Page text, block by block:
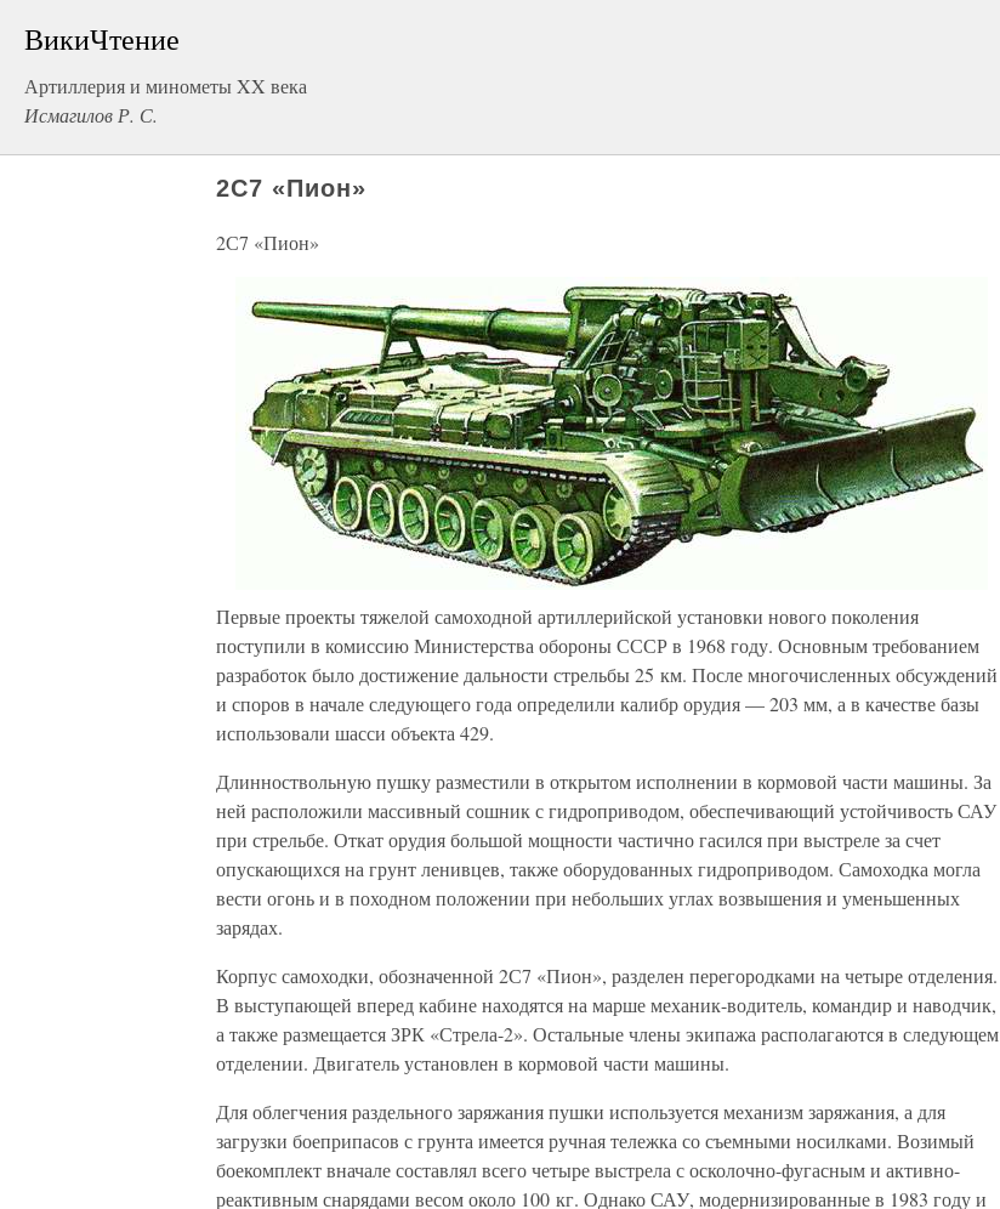
ВикиЧтение
Артиллерия и минометы XX века
Исмагилов Р. С.
2С7 «Пион»
2С7 «Пион»
Первые проекты тяжелой самоходной артиллерийской установки нового поколения
поступили в комиссию Министерства обороны СССР в 1968 году. Основным требованием
разработок было достижение дальности стрельбы 25 км. После многочисленных обсуждений
и споров в начале следующего года определили калибр орудия — 203 мм, а в качестве базы
использовали шасси объекта 429.
Длинноствольную пушку разместили в открытом исполнении в кормовой части машины. За
ней расположили массивный сошник с гидроприводом, обеспечивающий устойчивость САУ
при стрельбе. Откат орудия большой мощности частично гасился при выстреле за счет
опускающихся на грунт ленивцев, также оборудованных гидроприводом. Самоходка могла
вести огонь и в походном положении при небольших углах возвышения и уменьшенных
зарядах.
Корпус самоходки, обозначенной 2С7 «Пион», разделен перегородками на четыре отделения.
В выступающей вперед кабине находятся на марше механик-водитель, командир и наводчик,
а также размещается ЗРК «Стрела-2». Остальные члены экипажа располагаются в следующем
отделении. Двигатель установлен в кормовой части машины.
Для облегчения раздельного заряжания пушки используется механизм заряжания, а для
загрузки боеприпасов с грунта имеется ручная тележка со съемными носилками. Возимый
боекомплект вначале составлял всего четыре выстрела с осколочно-фугасным и активно-
реактивным снарядами весом около 100 кг. Однако САУ, модернизированные в 1983 году и